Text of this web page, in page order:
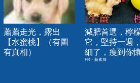
蕭蕭走光，露出
【水蜜桃】（有圖
有真相）
減肥首選，檸
它，堅持一週
細了，瘦到你
人生
PR・新素簡